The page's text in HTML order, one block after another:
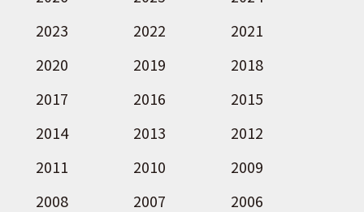
2023
2022
2021
2020
2019
2018
2017
2016
2015
2014
2013
2012
2011
2010
2009
2008
2007 2006